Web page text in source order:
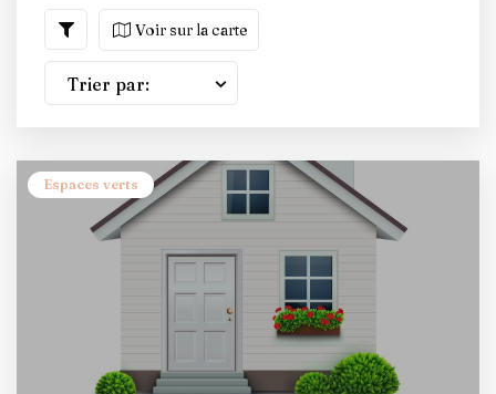
Voir sur la carte
Trier par:
Espaces verts